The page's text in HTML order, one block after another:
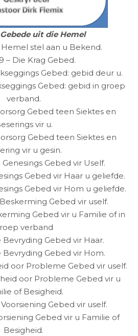
uit die Hemel
Hemel stel aan u Bekend.
– Die Krag Gebed.
Gebed: gebid deur u.
Gebed: gebid in groep
verband.
Gebed teen Siektes en
vir u.
Gebed teen Siektes en
vir u gesin.
Genesings Gebed vir Uself.
Gebed vir Haar u geliefde.
Gebed vir Hom u geliefde.
Gebed vir uself.
Gebed vir u Familie of in
verband
Bevryding Gebed vir Haar.
Bevryding Gebed vir Hom.
oor Probleme Gebed vir uself.
oor Probleme Gebed vir u
of Besigheid.
Gebed vir uself.
Gebed vir u Familie of
Besigheid.